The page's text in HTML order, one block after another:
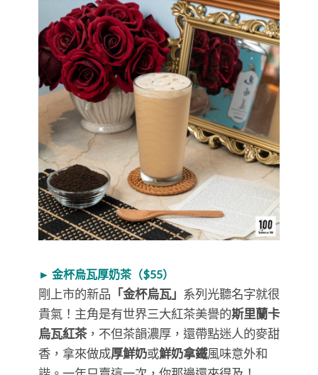
► 金杯烏瓦厚奶茶（$55）
剛上市的新品 「金杯烏瓦」 系列光聽名字就很
貴氣！主角是有世界三大紅茶美譽的斯里蘭卡
烏瓦紅茶，不但茶韻濃厚，還帶點迷人的麥甜
香，拿來做成厚鮮奶或鮮奶拿鐵風味意外和